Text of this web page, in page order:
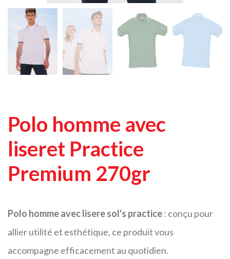
Polo homme avec
liseret Practice
Premium 270gr
Polo homme avec lisere sol's practice: conçu pour
allier utilité et esthétique, ce produit vous
accompagne efficacement au quotidien.